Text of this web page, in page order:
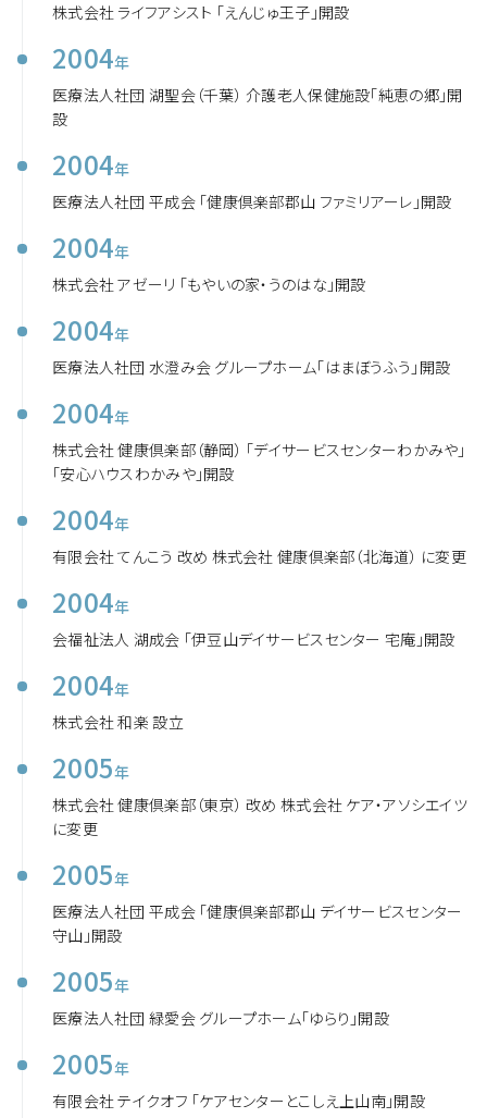
株式会社 ライフアシスト 「えんじゅ王子」開設
2004年
医療法人社団 湖聖会（千葉） 介護老人保健施設「純恵の郷」開
設
2004年
医療法人社団 平成会 「健康倶楽部郡山 ファミリアーレ」開設
2004年
株式会社 アゼーリ 「もやいの家・うのはな」開設
2004年
医療法人社団 水澄み会 グループホーム「はまぼうふう」開設
2004年
株式会社 健康倶楽部（静岡） 「デイサービスセンターわかみや」
「安心ハウスわかみや」開設
2004年
有限会社 てんこう 改め 株式会社 健康倶楽部（北海道） に変更
2004年
会福祉法人 湖成会 「伊豆山デイサービスセンター 宅庵」開設
2004年
株式会社 和楽 設立
2005年
株式会社 健康倶楽部（東京） 改め 株式会社 ケア・アソシエイツ
に変更
2005年
医療法人社団 平成会 「健康倶楽部郡山 デイサービスセンター
守山」開設
2005年
医療法人社団 緑愛会 グループホーム「ゆらり」開設
2005年
有限会社 テイクオフ 「ケアセンターとこしえ上山南」開設